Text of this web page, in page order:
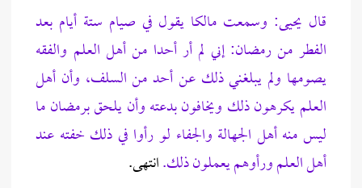
قال يحيى: وسمعت مالكا يقول في صيام ستة أيام بعد
الفطر من رمضان: إني لم أر أحدا من أهل العلم والفقه
يصومها ولم يبلغني ذلك عن أحد من السلف، وأن أهل
العلم يكرهون ذلك ويخافون بدعته وأن يلحق برمضان ما
ليس منه أهل الجهالة والجفاء لو رأوا في ذلك خفته عند
أهل العلم ورأوهم يعملون ذلك.انتهى.